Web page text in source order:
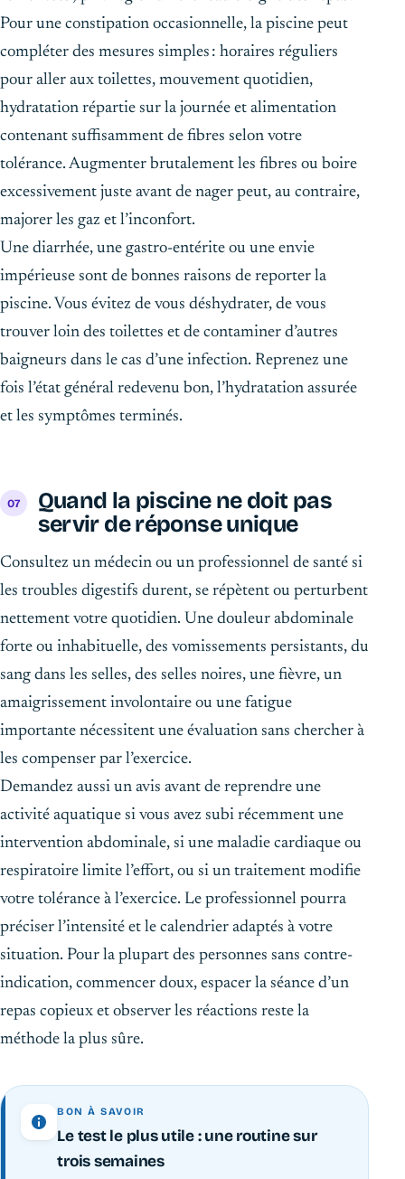
Pour une constipation occasionnelle, la piscine peut
compléter des mesures simples : horaires réguliers
pour aller aux toilettes, mouvement quotidien,
hydratation répartie sur la journée et alimentation
contenant suffisamment de fibres selon votre
tolérance. Augmenter brutalement les fibres ou boire
excessivement juste avant de nager peut, au contraire,
majorer les gaz et l’inconfort.
Une diarrhée, une gastro-entérite ou une envie
impérieuse sont de bonnes raisons de reporter la
piscine. Vous évitez de vous déshydrater, de vous
trouver loin des toilettes et de contaminer d’autres
baigneurs dans le cas d’une infection. Reprenez une
fois l’état général redevenu bon, l’hydratation assurée
et les symptômes terminés.
Quand la piscine ne doit pas
servir de réponse unique
Consultez un médecin ou un professionnel de santé si
les troubles digestifs durent, se répètent ou perturbent
nettement votre quotidien. Une douleur abdominale
forte ou inhabituelle, des vomissements persistants, du
sang dans les selles, des selles noires, une fièvre, un
amaigrissement involontaire ou une fatigue
importante nécessitent une évaluation sans chercher à
les compenser par l’exercice.
Demandez aussi un avis avant de reprendre une
activité aquatique si vous avez subi récemment une
intervention abdominale, si une maladie cardiaque ou
respiratoire limite l’effort, ou si un traitement modifie
votre tolérance à l’exercice. Le professionnel pourra
préciser l’intensité et le calendrier adaptés à votre
situation. Pour la plupart des personnes sans contre-
indication, commencer doux, espacer la séance d’un
repas copieux et observer les réactions reste la
méthode la plus sûre.
BON À SAVOIR
Le test le plus utile : une routine sur
trois semaines